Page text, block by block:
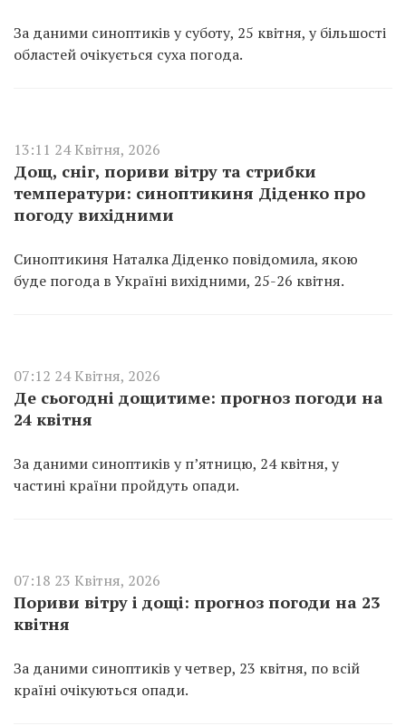
За даними синоптиків у суботу, 25 квітня, у більшості
областей очікується суха погода.
13:11 24 Квітня, 2026
Дощ, сніг, пориви вітру та стрибки
температури: синоптикиня Діденко про
погоду вихідними
Синоптикиня Наталка Діденко повідомила, якою
буде погода в Україні вихідними, 25-26 квітня.
07:12 24 Квітня, 2026
Де сьогодні дощитиме: прогноз погоди на
24 квітня
За даними синоптиків у п’ятницю, 24 квітня, у
частині країни пройдуть опади.
07:18 23 Квітня, 2026
Пориви вітру і дощі: прогноз погоди на 23
квітня
За даними синоптиків у четвер, 23 квітня, по всій
країні очікуються опади.